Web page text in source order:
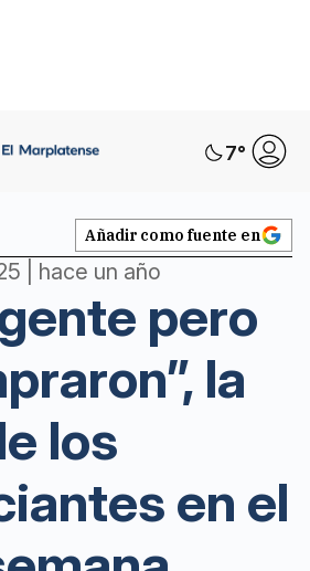
7°
Añadir como fuente en
| hace un año
pero
la
los
en el